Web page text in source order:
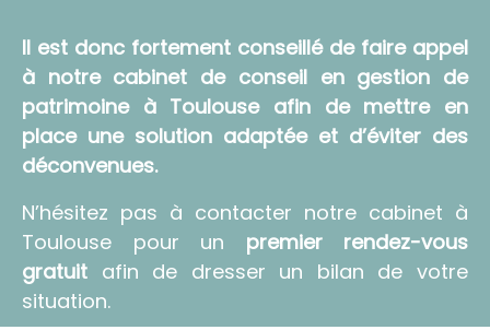
Il est donc fortement conseillé de faire appel
à notre cabinet de conseil en gestion de
patrimoine à Toulouseafin de mettre en
place une solution adaptéeet d’éviter des
déconvenues.
N’hésitez pas à contacter notre cabinet à
Toulouse pour un premier rendez-vous
gratuit afin de dresser un bilan de votre
situation.